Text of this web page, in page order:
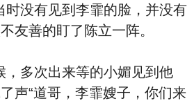
有见到李霏的脸，并没有
友善的盯了陈立一阵。
次出来等的小媚见到他
声“道哥，李霏嫂子，你们来